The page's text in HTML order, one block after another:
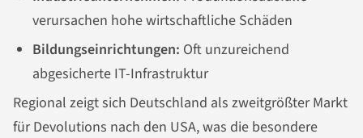
verursachen hohe wirtschaftliche Schäden
Bildungseinrichtungen: Oft unzureichend
abgesicherte IT-Infrastruktur
Regional zeigt sich Deutschland als zweitgrößter Markt
für Devolutions nach den USA, was die besondere